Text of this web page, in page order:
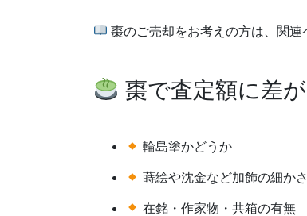
棗のご売却をお考えの方は、関
棗で査定額に差
輪島塗かどうか
蒔絵や沈金など加飾の細かさ
在銘・作家物・共箱の有無